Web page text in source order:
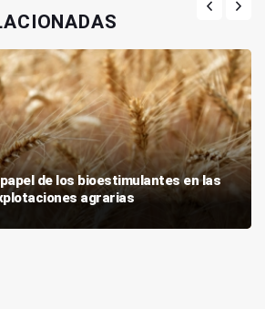
de los bioestimulantes en las
agrarias